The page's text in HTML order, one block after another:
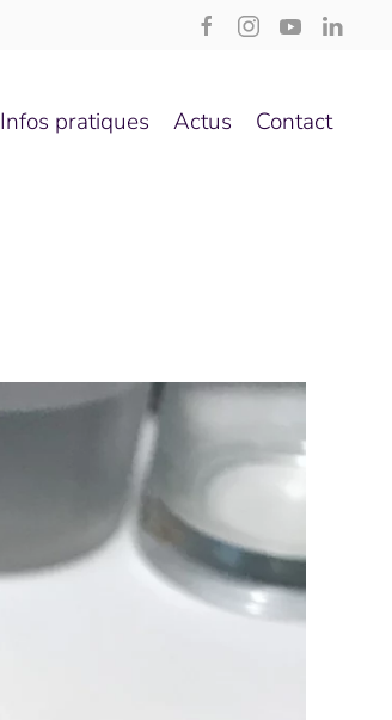
Infos pratiques Actus Contact